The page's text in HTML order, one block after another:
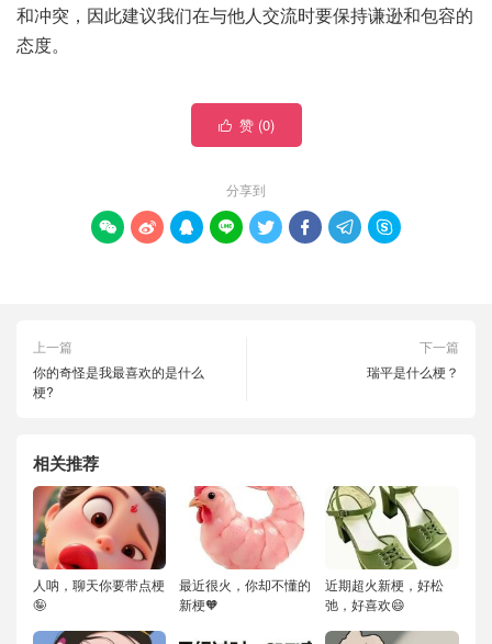
和冲突，因此建议我们在与他人交流时要保持谦逊和包容的
态度。
 赞 (0)
分享到
       
上一篇
你的奇怪是我最喜欢的是什么
梗?
下一篇
瑞平是什么梗？
相关推荐
人呐，聊天你要带点梗
🤪
最近很火，你却不懂的
新梗🧡
近期超火新梗，好松
弛，好喜欢😄